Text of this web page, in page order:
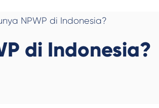
NPWP di Indonesia?
di Indonesia?